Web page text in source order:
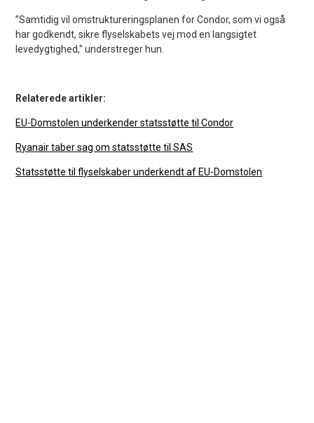
”Samtidig vil omstruktureringsplanen for Condor, som vi også
har godkendt, sikre flyselskabets vej mod en langsigtet
levedygtighed,” understreger hun.
Relaterede artikler:
EU-Domstolen underkender statsstøtte til Condor
Ryanair taber sag om statsstøtte til SAS
Statsstøtte til flyselskaber underkendt af EU-Domstolen